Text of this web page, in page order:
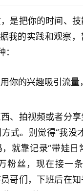
是把你的时间、
我的实践和观察
你的兴趣吸引流量
、拍视频或者分
方式。别觉得“我
就靠记录“带娃日
粉丝，现在接一
哥们，下班后在知